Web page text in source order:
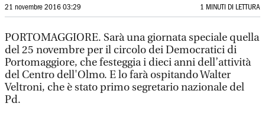
21 novembre 2016 03:29 1 MINUTI DI LETTURA
PORTOMAGGIORE. Sarà una giornata speciale quella
del 25 novembre per il circolo dei Democratici di
Portomaggiore, che festeggia i dieci anni dell’attività
del Centro dell'Olmo. E lo farà ospitando Walter
Veltroni, che è stato primo segretario nazionale del
Pd.